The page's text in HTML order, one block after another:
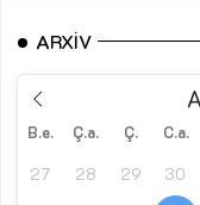
ARXIV
B.e. Ç.a. Ç. C.a.
27 28 29 30